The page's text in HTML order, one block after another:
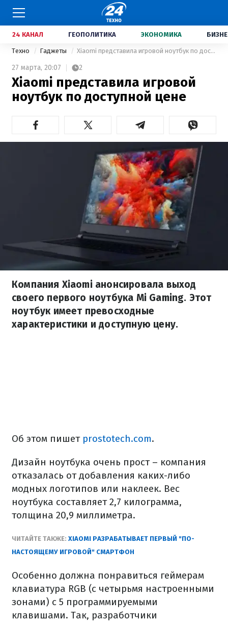
24 КАНАЛ ГЕОПОЛИТИКА ЭКОНОМИКА
Техно Гаджеты Xiaomi представила игровой ноутбук по доступной цене
27 марта, 20:07 2
Xiaomi представила игровой
ноутбук по доступной цене
Компания Xiaomi анонсировала выход
своего первого ноутбука Mi Gaming. Этот
ноутбук имеет превосходные
характеристики и доступную цену.
Об этом пишет prostotech.com.
Дизайн ноутбука очень прост – компания
отказалась от добавления каких-либо
модных логотипов или наклеек. Вес
ноутбука составляет 2,7 килограмма,
толщина 20,9 миллиметра.
ЧИТАЙТЕ ТАКЖЕ: XIAOMI РАЗРАБАТЫВАЕТ ПЕРВЫЙ "ПО-
НАСТОЯЩЕМУ ИГРОВОЙ" СМАРТФОН
Особенно должна понравиться геймерам
клавиатура RGB (с четырьмя настроенными
зонами) с 5 программируемыми
клавишами. Так, разработчики